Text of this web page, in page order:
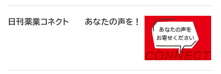
日刊薬業コネクト あなたの声を！